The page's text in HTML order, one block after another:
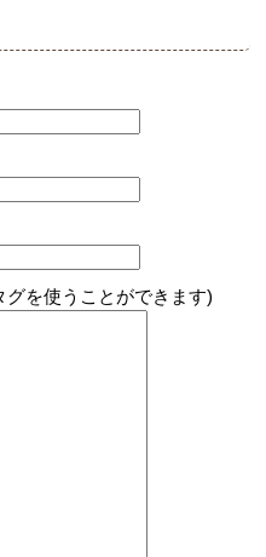
を使うことができます)